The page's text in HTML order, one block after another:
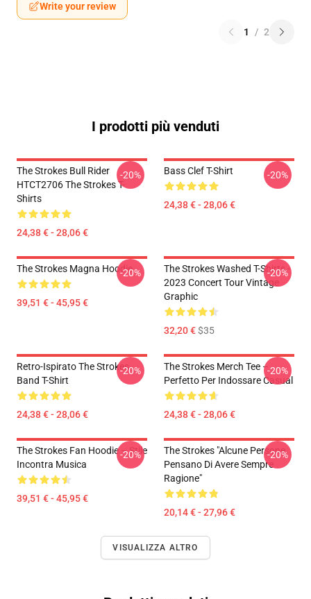
Write your review
1 / 2
I prodotti più venduti
The Strokes Bull Rider
HTCT2706 The Strokes T-
Shirts
24,38 € - 28,06 €
-20% Bass Clef T-Shirt
24,38 € - 28,06 €
-20%
The Strokes Magna Hoodie
39,51 € - 45,95 €
-20%
The Strokes Washed T-Shirts -
2023 Concert Tour Vintage
Graphic
32,20 €$35
-20%
Retro-Ispirato The Strokes
Band T-Shirt
24,38 € - 28,06 €
-20%
The Strokes Merch Tee –
Perfetto Per Indossare Casual
24,38 € - 28,06 €
-20%
The Strokes Fan Hoodie – Stile
Incontra Musica
39,51 € - 45,95 €
-20%
The Strokes "Alcune Persone
Pensano Di Avere Sempre
Ragione"
20,14 € - 27,96 €
-20%
VISUALIZZA ALTRO